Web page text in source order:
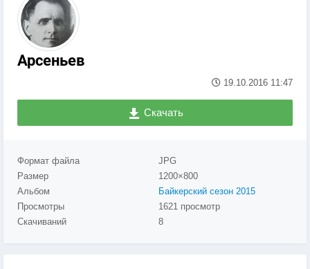
Арсеньев
19.10.2016 11:47
Скачать
Формат файла
JPG
Размер
1200×800
Альбом
Байкерский сезон 2015
Просмотры
1621 просмотр
Скачиваний
8